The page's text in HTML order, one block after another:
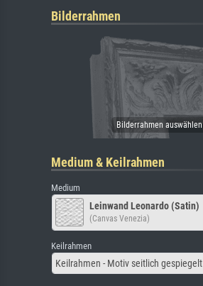
Bilderrahmen
Medium & Keilrahmen
Medium
Leinwand Leonardo (Satin)
(Canvas Venezia)
Keilrahmen
Keilrahmen - Motiv seitlich gespiegelt